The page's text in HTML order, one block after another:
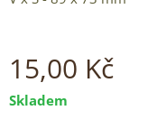
15,00 Kč
Skladem